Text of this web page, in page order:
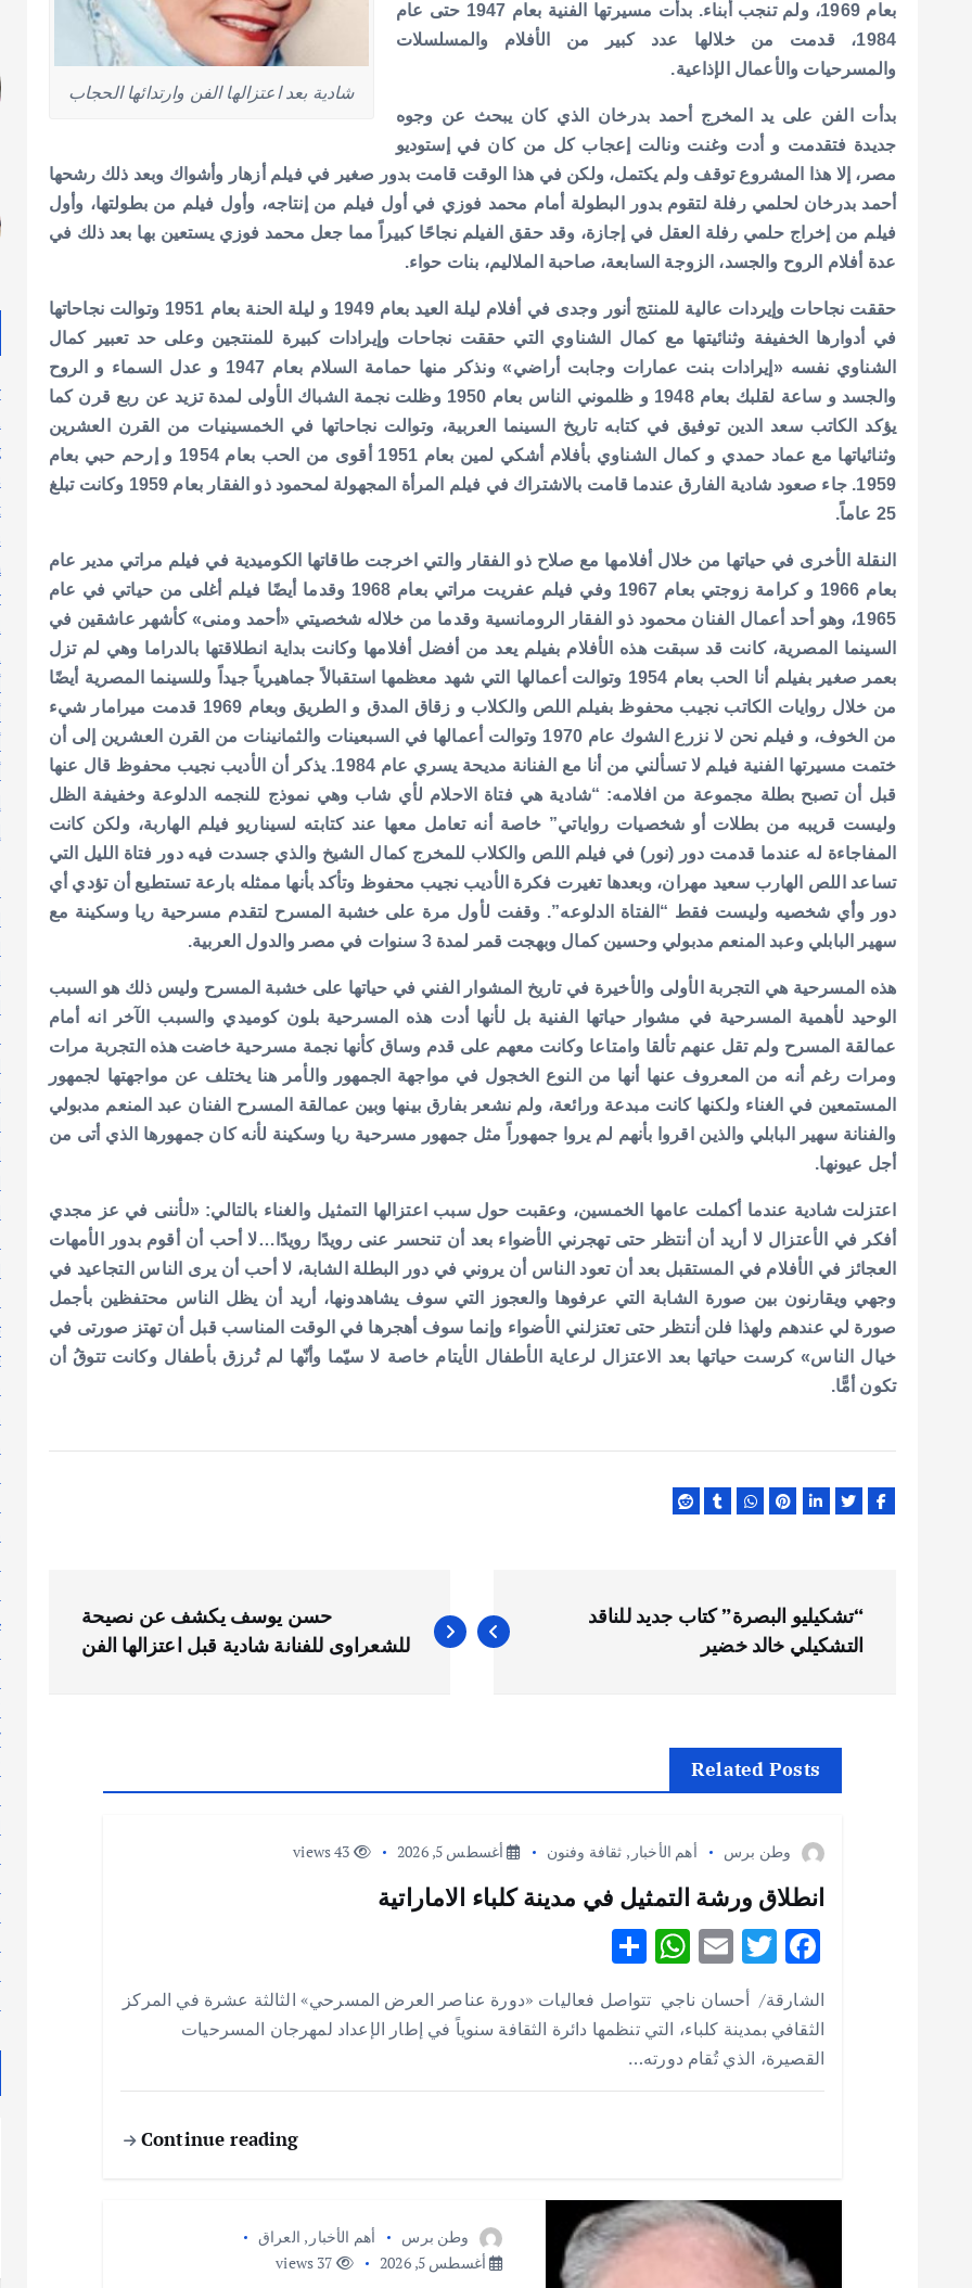
شادية بعد اعتزالها الفن وارتدائها الحجاب
بعام 1969، ولم تنجب أبناء.
بدأت مسيرتها الفنية بعام 1947 حتى عام
1984، قدمت من خلالها عدد كبير من الأفلام والمسلسلات
والمسرحيات والأعمال الإذاعية.
بدأت الفن على يد المخرج أحمد بدرخان الذي كان يبحث عن وجوه
جديدة فتقدمت و أدت وغنت ونالت إعجاب كل من كان في إستوديو
مصر، إلا هذا المشروع توقف ولم يكتمل، ولكن في هذا الوقت قامت بدور صغير في فيلم أزهار وأشواك وبعد ذلك رشحها
أحمد بدرخان لحلمي رفلة لتقوم بدور البطولة أمام محمد فوزي في أول فيلم من إنتاجه، وأول فيلم من بطولتها، وأول
فيلم من إخراج حلمي رفلة العقل في إجازة، وقد حقق الفيلم نجاحًا كبيراً مما جعل محمد فوزي يستعين بها بعد ذلك في
عدة أفلام الروح والجسد، الزوجة السابعة، صاحبة الملاليم، بنات حواء.
حققت نجاحات وإيردات عالية للمنتج أنور وجدى في أفلام ليلة العيد بعام 1949 و ليلة الحنة بعام 1951 وتوالت نجاحاتها
في أدوارها الخفيفة وثنائيتها مع كمال الشناوي التي حققت نجاحات وإيرادات كبيرة للمنتجين وعلى حد تعبير كمال
الشناوي نفسه «إيرادات بنت عمارات وجابت أراضي» ونذكر منها حمامة السلام بعام 1947 و عدل السماء و الروح
والجسد و ساعة لقلبك بعام 1948 و ظلموني الناس بعام 1950 وظلت نجمة الشباك الأولى لمدة تزيد عن ربع قرن كما
يؤكد الكاتب سعد الدين توفيق في كتابه تاريخ السينما العربية، وتوالت نجاحاتها في الخمسينيات من القرن العشرين
وثنائياتها مع عماد حمدي و كمال الشناوي بأفلام أشكي لمين بعام 1951 أقوى من الحب بعام 1954 و إرحم حبي بعام
1959.
جاء صعود شادية الفارق عندما قامت بالاشتراك في فيلم المرأة المجهولة لمحمود ذو الفقار بعام 1959 وكانت تبلغ
25 عاماً.
النقلة الأخرى في حياتها من خلال أفلامها مع صلاح ذو الفقار والتي اخرجت طاقاتها الكوميدية في فيلم مراتي مدير عام
بعام 1966 و كرامة زوجتي بعام 1967 وفي فيلم عفريت مراتي بعام 1968 وقدما أيضًا فيلم أغلى من حياتي في عام
1965، وهو أحد أعمال الفنان محمود ذو الفقار الرومانسية وقدما من خلاله شخصيتي «أحمد ومنى» كأشهر عاشقين في
السينما المصرية، كانت قد سبقت هذه الأفلام بفيلم يعد من أفضل أفلامها وكانت بداية انطلاقتها بالدراما وهي لم تزل
بعمر صغير بفيلم أنا الحب بعام 1954 وتوالت أعمالها التي شهد معظمها استقبالاً جماهيرياً جيداً وللسينما المصرية أيضًا
من خلال روايات الكاتب نجيب محفوظ بفيلم اللص والكلاب و زقاق المدق و الطريق وبعام 1969 قدمت ميرامار شيء
من الخوف، و فيلم نحن لا نزرع الشوك عام 1970 وتوالت أعمالها في السبعينات والثمانينات من القرن العشرين إلى أن
ختمت مسيرتها الفنية فيلم لا تسألني من أنا مع الفنانة مديحة يسري عام 1984. يذكر أن الأديب نجيب محفوظ قال عنها
قبل أن تصبح بطلة مجموعة من افلامه: “شادية هي فتاة الاحلام لأي شاب وهي نموذج للنجمه الدلوعة وخفيفة الظل
وليست قريبه من بطلات أو شخصيات رواياتي” خاصة أنه تعامل معها عند كتابته لسيناريو فيلم الهاربة، ولكن كانت
المفاجاءة له عندما قدمت دور (نور) في فيلم اللص والكلاب للمخرج كمال الشيخ والذي جسدت فيه دور فتاة الليل التي
تساعد اللص الهارب سعيد مهران، وبعدها تغيرت فكرة الأديب نجيب محفوظ وتأكد بأنها ممثله بارعة تستطيع أن تؤدي أي
دور وأي شخصيه وليست فقط “الفتاة الدلوعه”. وقفت لأول مرة على خشبة المسرح لتقدم مسرحية ريا وسكينة مع
سهير البابلي وعبد المنعم مدبولي وحسين كمال وبهجت قمر لمدة 3 سنوات في مصر والدول العربية.
هذه المسرحية هي التجربة الأولى والأخيرة في تاريخ المشوار الفني في حياتها على خشبة المسرح وليس ذلك هو السبب
الوحيد لأهمية المسرحية في مشوار حياتها الفنية بل لأنها أدت هذه المسرحية بلون كوميدي والسبب الآخر انه أمام
عمالقة المسرح ولم تقل عنهم تألقا وامتاعا وكانت معهم على قدم وساق كأنها نجمة مسرحية خاضت هذه التجربة مرات
ومرات رغم أنه من المعروف عنها أنها من النوع الخجول في مواجهة الجمهور والأمر هنا يختلف عن مواجهتها لجمهور
المستمعين في الغناء ولكنها كانت مبدعة ورائعة، ولم نشعر بفارق بينها وبين عمالقة المسرح الفنان عبد المنعم مدبولي
والفنانة سهير البابلي والذين اقروا بأنهم لم يروا جمهوراً مثل جمهور مسرحية ريا وسكينة لأنه كان جمهورها الذي أتى من
أجل عيونها.
اعتزلت شادية عندما أكملت عامها الخمسين، وعقبت حول سبب اعتزالها التمثيل والغناء بالتالي: «لأننى في عز مجدي
أفكر في الأعتزال لا أريد أن أنتظر حتى تهجرني الأضواء بعد أن تنحسر عنى رويدًا رويدًا…لا أحب أن أقوم بدور الأمهات
العجائز في الأفلام في المستقبل بعد أن تعود الناس أن يروني في دور البطلة الشابة، لا أحب أن يرى الناس التجاعيد في
وجهي ويقارنون بين صورة الشابة التي عرفوها والعجوز التي سوف يشاهدونها، أريد أن يظل الناس محتفظين بأجمل
صورة لي عندهم ولهذا فلن أنتظر حتى تعتزلني الأضواء وإنما سوف أهجرها في الوقت المناسب قبل أن تهتز صورتى في
خيال الناس» كرست حياتها بعد الاعتزال لرعاية الأطفال الأيتام خاصة لا سيّما وأنّها لم تُرزق بأطفال وكانت تتوقُ أن
تكون أمًّا.
ص
“تشكيليو البصرة” كتاب جديد للناقد
التشكيلي خالد خضير
حسن يوسف يكشف عن نصيحة
للشعراوى للفنانة شادية قبل اعتزالها الفن
Related Posts
وطن برس أهم الأخبار , ثقافة وفنون أغسطس 5, 2026
انطلاق ورشة التمثيل في مدينة كلباء الاماراتية
F
e
b
o
T
w
it
te
r
E
m
ai
l
W
at
s
A
h
ar
e
الشارقة/ أحسان ناجي تتواصل فعاليات «دورة عناصر العرض المسرحي» الثالثة عشرة في المركز
الثقافي بمدينة كلباء، التي تنظمها دائرة الثقافة سنوياً في إطار الإعداد لمهرجان المسرحيات
القصيرة، الذي تُقام دورته…
Continue reading
وطن برس أهم الأخبار , العراق
أغسطس 5, 2026